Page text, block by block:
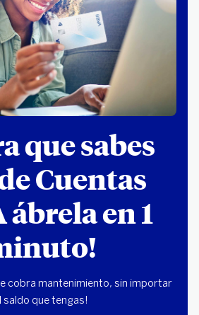
que sabes
Cuentas
ábrela en 1
cobra mantenimiento, sin importar
saldo que tengas!